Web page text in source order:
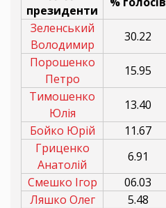
президенти
Зеленський
Володимир
30.22
Порошенко
Петро
15.95
Тимошенко
Юлія
13.40
Бойко Юрій
11.67
Гриценко
Анатолій
6.91
Смешко Ігор
06.03
Ляшко Олег
5.48